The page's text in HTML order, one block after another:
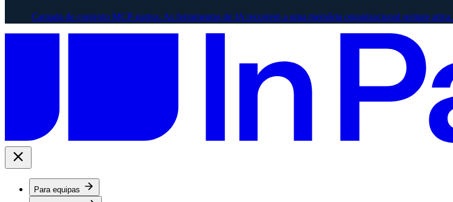
Camada de contexto MCP-nativa. As ferramentas de IA recorrem a uma memória organizacional sempre ativa.
Para equipas